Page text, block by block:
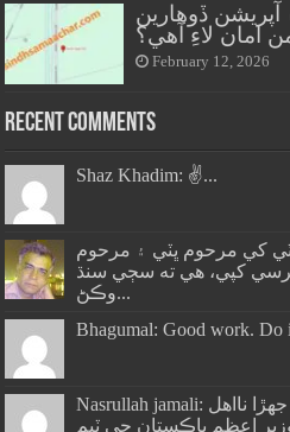
ڏوهارين
امان لاءِ آهي؟
February 12, 2026
Recent Comments
Shaz Khadim: ✌️...
کي مرحوم ڀٽي ۽ مرحوم
کپي، هي ته سڄي سنڌ
وڪڻ...
Bhagumal: Good work. Do
Nasrullah jamali: گورنر عمران اسماعيل جھڙا نااهل
اعظم پاڪستان جي ٽيم